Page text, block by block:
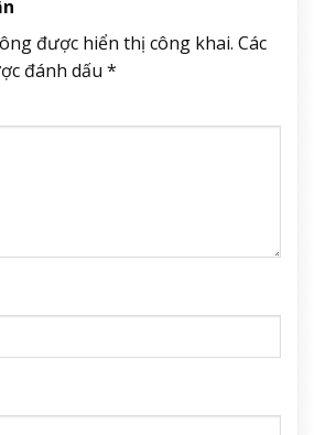
được hiển thị công khai. Các
đánh dấu *